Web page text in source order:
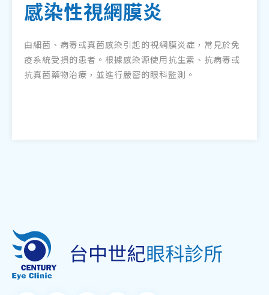
感染性視網膜炎
由細菌、病毒或真菌感染引起的視網膜炎症，常見於免
疫系統受損的患者。根據感染源使用抗生素、抗病毒或
抗真菌藥物治療，並進行嚴密的眼科監測。